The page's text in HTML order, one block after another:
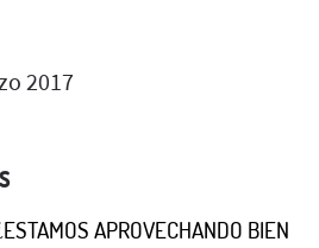
2017
APROVECHANDO BIEN